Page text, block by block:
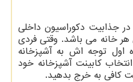
جذابیت دکوراسیون داخلی
هر خانه می باشد. وقتی فردی
اول توجه اش به آشپزخانه
کابینت آشپزخانه خود
کافی به خرج بدهید.